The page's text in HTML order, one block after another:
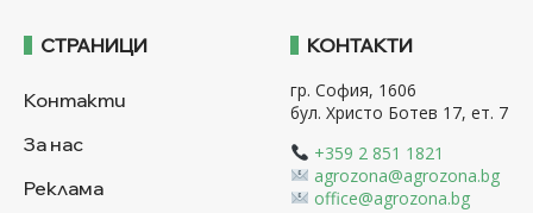
СТРАНИЦИ
Контакти
За нас
Реклама
КОНТАКТИ
гр. София, 1606
бул. Христо Ботев 17, ет. 7
+359 2 851 1821
agrozona@agrozona.bg
office@agrozona.bg